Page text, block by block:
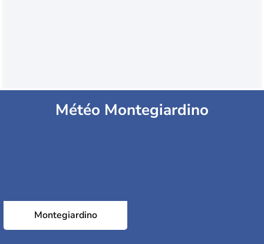
Météo Montegiardino
Montegiardino